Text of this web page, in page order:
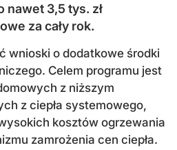
nawet 3,5 tys. zł
za cały rok.
wnioski o dodatkowe środki
Celem programu jest
z niższym
z ciepła systemowego,
kosztów ogrzewania
zamrożenia cen ciepła.